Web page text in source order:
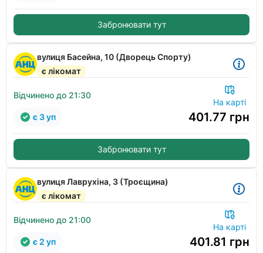
Забронювати тут
вулиця Басейна, 10 (Дворець Спорту)
є лікомат
Відчинено до 21:30
На карті
401.77 грн
є 3 уп
Забронювати тут
вулиця Лаврухіна, 3 (Троєщина)
є лікомат
Відчинено до 21:00
На карті
401.81 грн
є 2 уп